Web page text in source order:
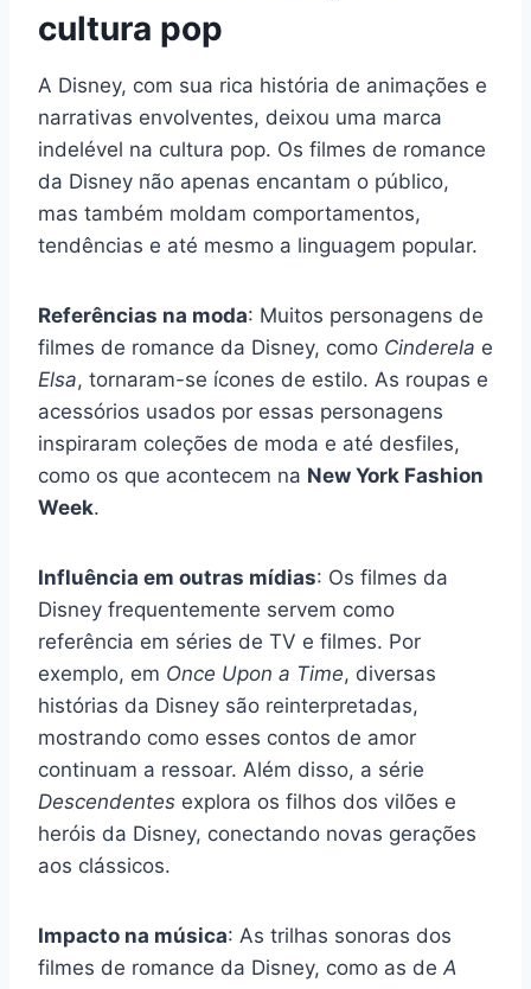
cultura pop
A Disney, com sua rica história de animações e
narrativas envolventes, deixou uma marca
indelével na cultura pop. Os filmes de romance
da Disney não apenas encantam o público,
mas também moldam comportamentos,
tendências e até mesmo a linguagem popular.
Referências na moda: Muitos personagens de
filmes de romance da Disney, como Cinderela e
Elsa, tornaram-se ícones de estilo. As roupas e
acessórios usados por essas personagens
inspiraram coleções de moda e até desfiles,
como os que acontecem na New York Fashion
Week.
Influência em outras mídias: Os filmes da
Disney frequentemente servem como
referência em séries de TV e filmes. Por
exemplo, em Once Upon a Time, diversas
histórias da Disney são reinterpretadas,
mostrando como esses contos de amor
continuam a ressoar. Além disso, a série
Descendentes explora os filhos dos vilões e
heróis da Disney, conectando novas gerações
aos clássicos.
Impacto na música: As trilhas sonoras dos
filmes de romance da Disney, como as de A